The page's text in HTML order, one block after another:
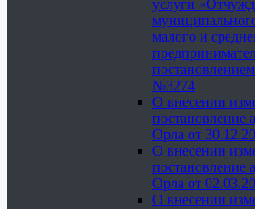
услуги
малого и
№3274
О внесении
постановление
Орла от
О внесении
постановление
Орла от
О внесении